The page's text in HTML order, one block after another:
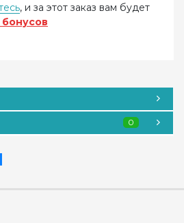
, и за этот заказ вам будет
бонусов
0